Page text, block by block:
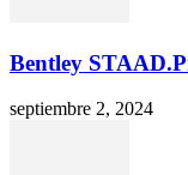
Bentley
septiembre 2, 2024